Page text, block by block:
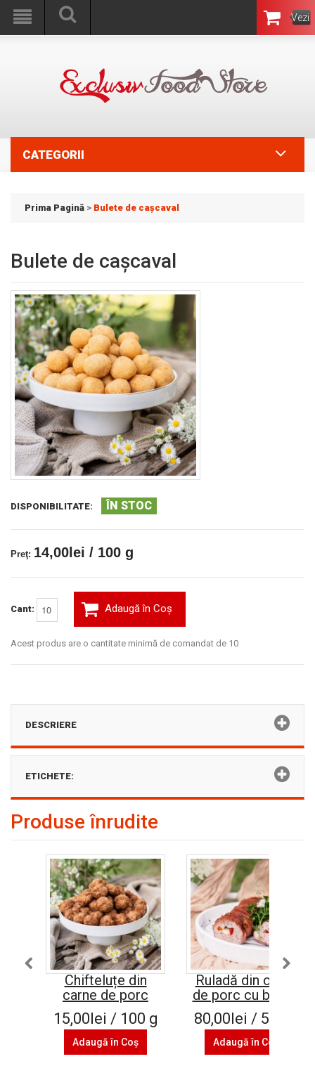
Vezi
Coşul
CATEGORII
Prima Pagină > Bulete de cașcaval
Bulete de cașcaval
DISPONIBILITATE: ÎN STOC
Preţ: 14,00lei / 100 g
Cant: Adaugă în Coş
Acest produs are o cantitate minimă de comandat de 10
DESCRIERE
ETICHETE:
Produse înrudite
Chifteluțe din
carne de porc
15,00lei / 100 g
Adaugă în Coş
Ruladă din carne
de porc cu bacon
80,00lei / 500 g
Adaugă în Coş